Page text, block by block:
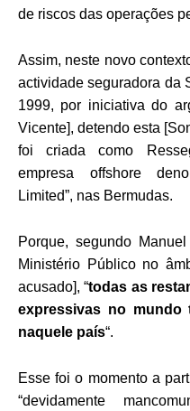
de riscos das operações
Assim, neste novo
actividade seguradora da
1999, por iniciativa do
Vicente], detendo esta
foi criada como
empresa offshore
Limited”, nas Bermudas.
Porque, segundo
Ministério Público no
acusado], “todas as
expressivas no mundo
naquele país“.
Esse foi o momento a
“devidamente